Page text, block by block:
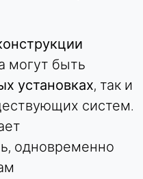
могут быть
установках, так и
систем.
одновременно